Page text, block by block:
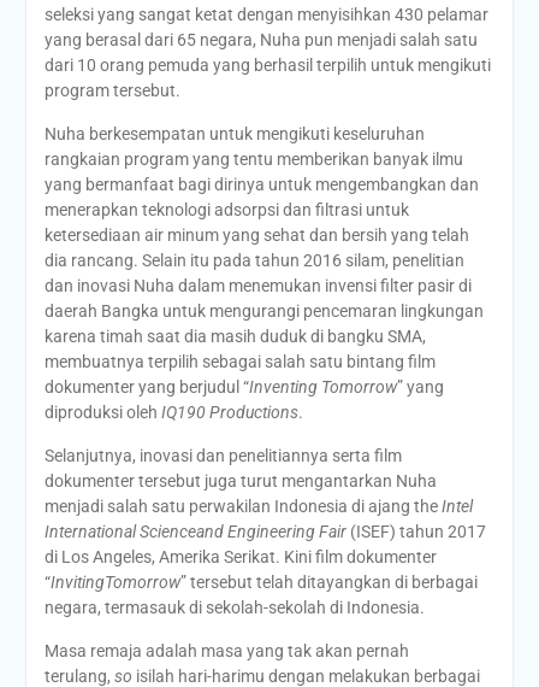
seleksi yang sangat ketat dengan menyisihkan 430 pelamar
yang berasal dari 65 negara, Nuha pun menjadi salah satu
dari 10 orang pemuda yang berhasil terpilih untuk mengikuti
program tersebut.
Nuha berkesempatan untuk mengikuti keseluruhan
rangkaian program yang tentu memberikan banyak ilmu
yang bermanfaat bagi dirinya untuk mengembangkan dan
menerapkan teknologi adsorpsi dan filtrasi untuk
ketersediaan air minum yang sehat dan bersih yang telah
dia rancang. Selain itu pada tahun 2016 silam, penelitian
dan inovasi Nuha dalam menemukan invensi filter pasir di
daerah Bangka untuk mengurangi pencemaran lingkungan
karena timah saat dia masih duduk di bangku SMA,
membuatnya terpilih sebagai salah satu bintang film
dokumenter yang berjudul “Inventing Tomorrow” yang
diproduksi oleh IQ190 Productions.
Selanjutnya, inovasi dan penelitiannya serta film
dokumenter tersebut juga turut mengantarkan Nuha
menjadi salah satu perwakilan Indonesia di ajang theIntel
International Scienceand Engineering Fair (ISEF) tahun 2017
di Los Angeles, Amerika Serikat. Kini film dokumenter
“InvitingTomorrow” tersebut telah ditayangkan di berbagai
negara, termasauk di sekolah-sekolah di Indonesia.
Masa remaja adalah masa yang tak akan pernah
terulang, so isilah hari-harimu dengan melakukan berbagai